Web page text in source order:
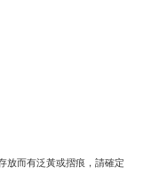
放而有泛黃或摺痕，請確定